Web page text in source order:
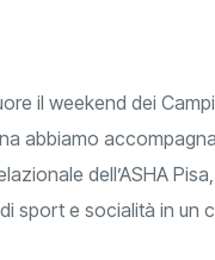
il weekend dei
abbiamo
dell’ASHA
sport e socialità in un